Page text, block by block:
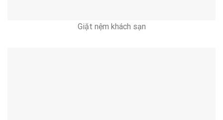
Giặt nệm khách sạn